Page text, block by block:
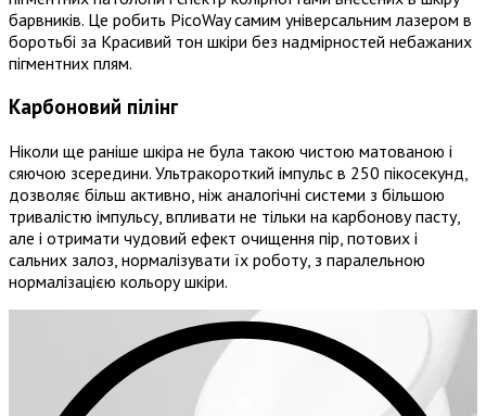
барвників. Це робить PicoWay самим універсальним лазером в
боротьбі за Красивий тон шкіри без надмірностей небажаних
пігментних плям.
Карбоновий пілінг
Ніколи ще раніше шкіра не була такою чистою матованою і
сяючою зсередини. Ультракороткий імпульс в 250 пікосекунд,
дозволяє більш активно, ніж аналогічні системи з більшою
тривалістю імпульсу, впливати не тільки на карбонову пасту,
але і отримати чудовий ефект очищення пір, потових і
сальних залоз, нормалізувати їх роботу, з паралельною
нормалізацією кольору шкіри.